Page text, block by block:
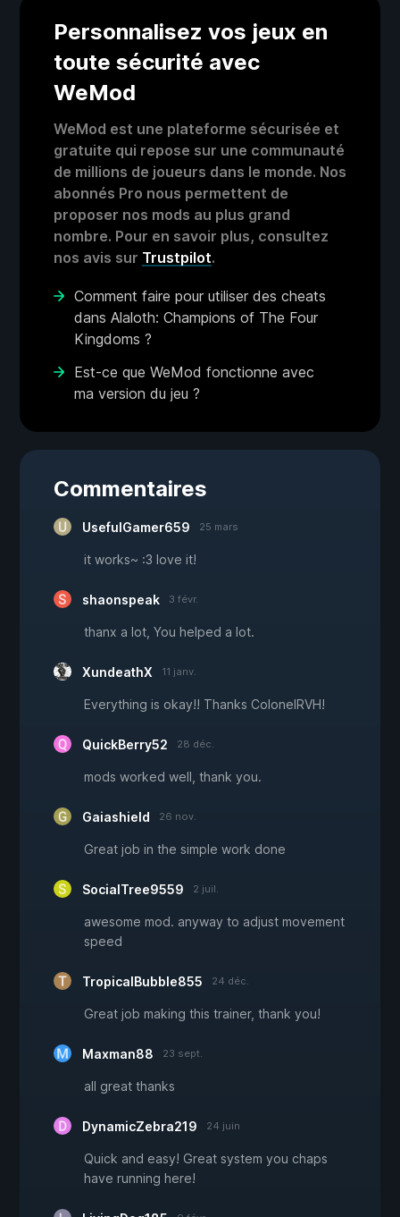
Personnalisez vos jeux en
toute sécurité avec
WeMod
WeMod est une plateforme sécurisée et
gratuite qui repose sur une communauté
de millions de joueurs dans le monde. Nos
abonnés Pro nous permettent de
proposer nos mods au plus grand
nombre. Pour en savoir plus, consultez
nos avis sur Trustpilot.
Comment faire pour utiliser des cheats
dans Alaloth: Champions of The Four
Kingdoms ?
Est-ce que WeMod fonctionne avec
ma version du jeu ?
Commentaires
UsefulGamer659 25 mars
it works~ :3 love it!
shaonspeak 3 févr.
thanx a lot, You helped a lot.
XundeathX 11 janv.
Everything is okay!! Thanks ColonelRVH!
QuickBerry52 28 déc.
mods worked well, thank you.
Gaiashield 26 nov.
Great job in the simple work done
SocialTree9559 2 juil.
awesome mod. anyway to adjust movement
speed
TropicalBubble855 24 déc.
Great job making this trainer, thank you!
Maxman88 23 sept.
all great thanks
DynamicZebra219 24 juin
Quick and easy! Great system you chaps
have running here!